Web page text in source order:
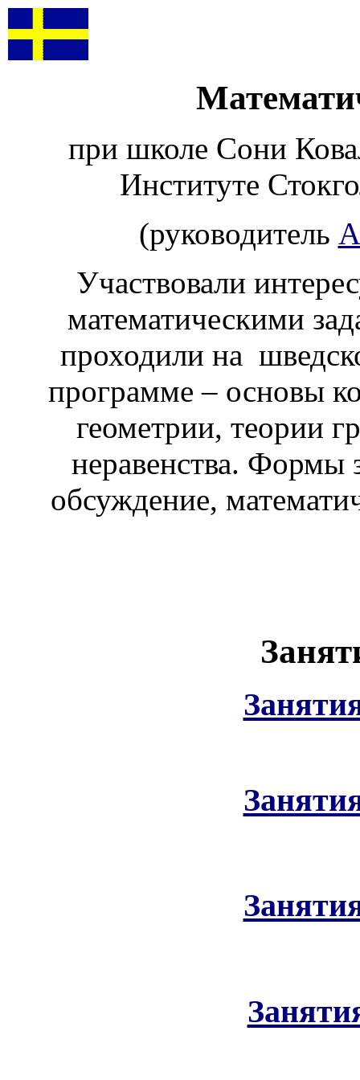
при школе Сони
Институте
(руководитель
Участвовали
математическими
проходили на
программе – основы
геометрии, теории
неравенства. Формы
обсуждение,